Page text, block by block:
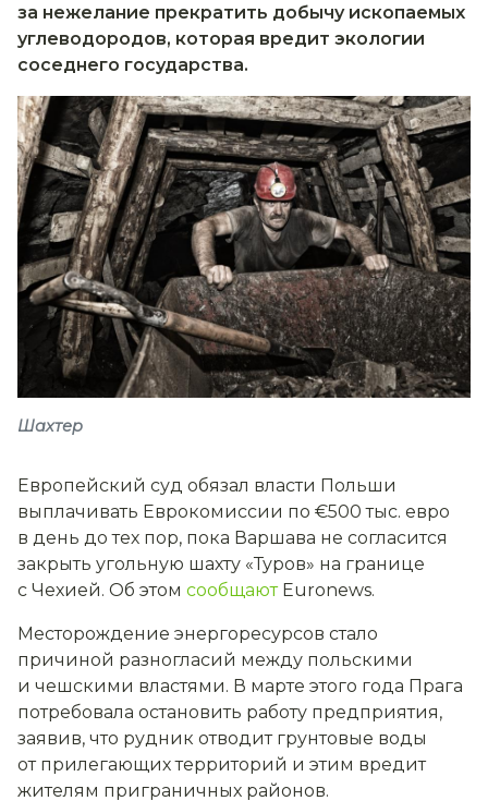
за нежелание прекратить добычу ископаемых
углеводородов, которая вредит экологии
соседнего государства.
Шахтер
Европейский суд обязал власти Польши
выплачивать Еврокомиссии по €500 тыс. евро
в день до тех пор, пока Варшава не согласится
закрыть угольную шахту «Туров» на границе
с Чехией. Об этом сообщаютEuronews.
Месторождение энергоресурсов стало
причиной разногласий между польскими
и чешскими властями. В марте этого года Прага
потребовала остановить работу предприятия,
заявив, что рудник отводит грунтовые воды
от прилегающих территорий и этим вредит
жителям приграничных районов.